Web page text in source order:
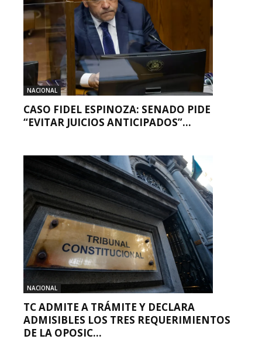
NACIONAL
CASO FIDEL ESPINOZA: SENADO PIDE
“EVITAR JUICIOS ANTICIPADOS”...
NACIONAL
TC ADMITE A TRÁMITE Y DECLARA
ADMISIBLES LOS TRES REQUERIMIENTOS
DE LA OPOSIC...